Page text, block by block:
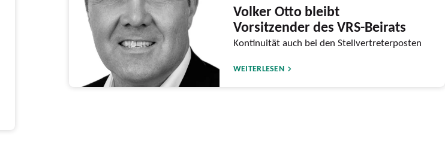
Volker Otto bleibt
Vorsitzender des VRS-Beirats
Kontinuität auch bei den Stellvertreterposten
WEITERLESEN